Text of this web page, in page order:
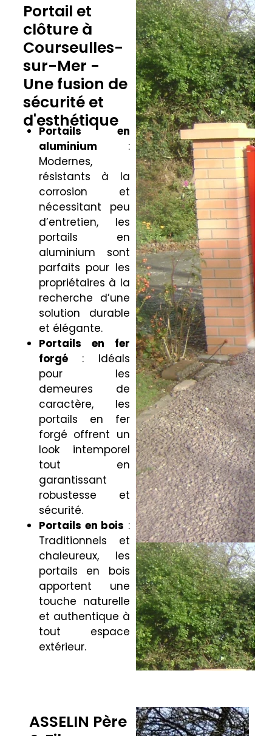
Portail et
clôture à
Courseulles-
sur-Mer -
Une fusion de
sécurité et
d'esthétique
Portails en
aluminium :
Modernes,
résistants à la
corrosion et
nécessitant peu
d’entretien, les
portails en
aluminium sont
parfaits pour les
propriétaires à la
recherche d’une
solution durable
et élégante.
Portails en fer
forgé: Idéals
pour les
demeures de
caractère, les
portails en fer
forgé offrent un
look intemporel
tout en
garantissant
robustesse et
sécurité.
Portails en bois :
Traditionnels et
chaleureux, les
portails en bois
apportent une
touche naturelle
et authentique à
tout espace
extérieur.
ASSELIN Père